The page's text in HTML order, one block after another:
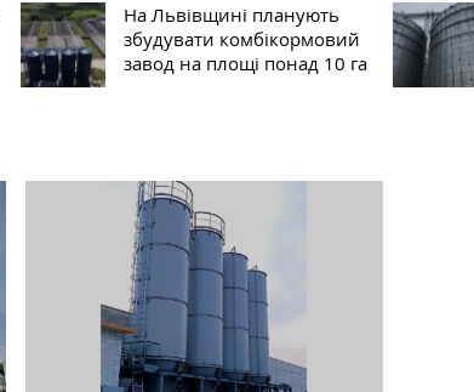
На Львівщині планують
збудувати комбікормовий
завод на площі понад 10 га